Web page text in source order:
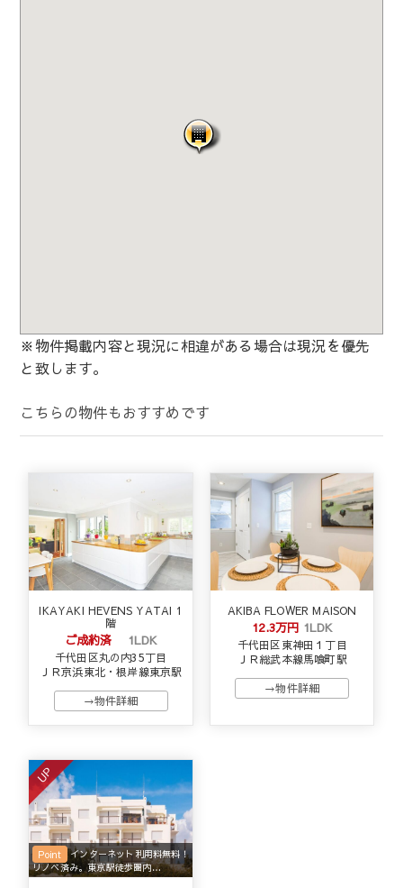
※物件掲載内容と現況に相違がある場合は現況を優先
と致します。
こちらの物件もおすすめです
IKAYAKI HEVENS YATAI 1
階
ご成約済 1LDK
千代田区丸の内35丁目
ＪＲ京浜東北・根岸線東京駅
→物件詳細
AKIBA FLOWER MAISON
12.3万円 1LDK
千代田区東神田１丁目
ＪＲ総武本線馬喰町駅
→物件詳細
UP
Point
インターネット利用料無料！
リノベ済み。東京駅徒歩圏内…